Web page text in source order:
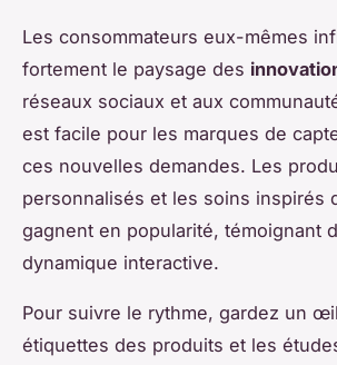
Les consommateurs eux-mêmes
fortement le paysage des
réseaux sociaux et aux
est facile pour les marques de
ces nouvelles demandes. Les
personnalisés et les soins inspirés
gagnent en popularité, témoignant
dynamique interactive.
Pour suivre le rythme, gardez un
étiquettes des produits et les